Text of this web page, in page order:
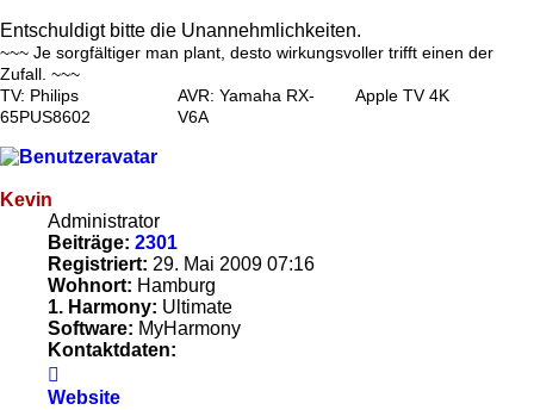
Entschuldigt bitte die Unannehmlichkeiten.
~~~ Je sorgfältiger man plant, desto wirkungsvoller trifft einen der
Zufall. ~~~
TV: Philips
65PUS8602
AVR: Yamaha RX-
V6A
Apple TV 4K
Kevin
Administrator
Beiträge: 2301
Registriert: 29. Mai 2009 07:16
Wohnort: Hamburg
1. Harmony: Ultimate
Software: MyHarmony
Kontaktdaten:
von
Website